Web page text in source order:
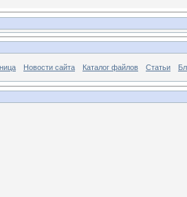
Новости сайта Каталог файлов Статьи